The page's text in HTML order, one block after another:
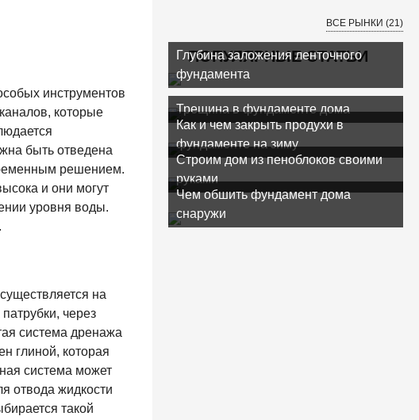
инструментов
которые
быть отведена
решением.
и они могут
уровня воды.
на
через
система дренажа
глиной, которая
система может
отвода жидкости
такой
ВСЕ РЫНКИ (21)
ПОПУЛЯРНЫЕ СТАТЬИ
Глубина заложения ленточного
фундамента
Трещина в фундаменте дома
Как и чем закрыть продухи в
фундаменте на зиму
Строим дом из пеноблоков своими
руками
Чем обшить фундамент дома
снаружи